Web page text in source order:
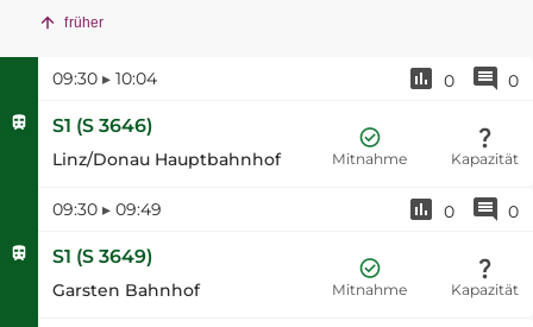
früher
09:30 ▸ 10:04 0 0
S1 (S 3646)
Linz/Donau Hauptbahnhof Mitnahme Kapazität
09:30 ▸ 09:49 0 0
S1 (S 3649)
Garsten Bahnhof Mitnahme Kapazität